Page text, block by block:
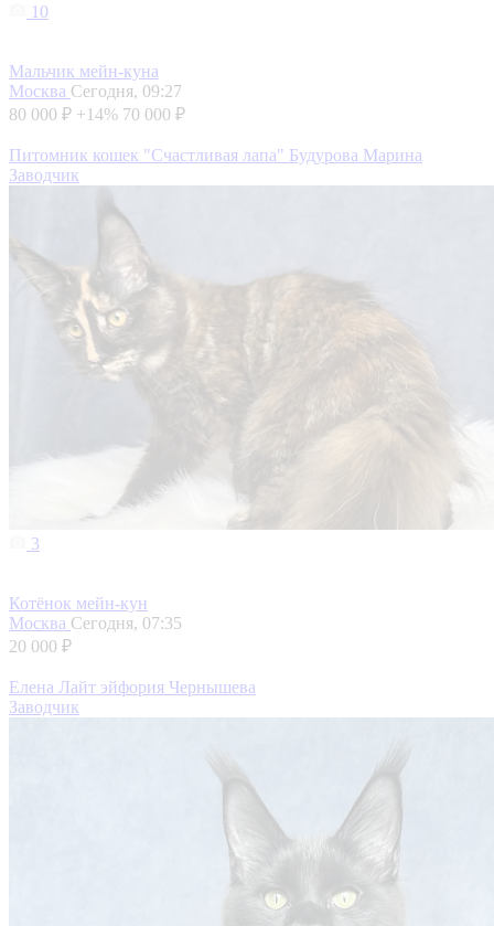
10
Мальчик мейн-куна
Москва Сегодня, 09:27
80 000 ₽ +14% 70 000 ₽
Питомник кошек "Счастливая лапа" Будурова Марина
Заводчик
3
Котёнок мейн-кун
Москва Сегодня, 07:35
20 000 ₽
Елена Лайт эйфория Чернышева
Заводчик